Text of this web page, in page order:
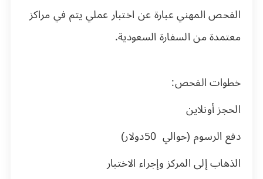
الفحص المهني عبارة عن اختبار عملي يتم في مراكز
معتمدة من السفارة السعودية.
خطوات الفحص:
الحجز أونلاين
دفع الرسوم (حوالي 50دولار)
الذهاب إلى المركز وإجراء الاختبار